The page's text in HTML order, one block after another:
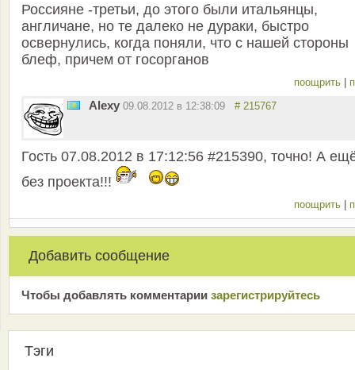
Россияне -третьи, до этого были итальянцы,
англичане, но те далеко не дураки, быстро
освернулись, когда поняли, что с нашей стороны
блеф, причем от госорганов
поощрить
Alexy 09.08.2012 в 12:38:09 # 215767
Гость 07.08.2012 в 17:12:56 #215390, точно! А
без проекта!!!
поощрить
Добавить сообщение
Чтобы добавлять комментарии зарeгиcтрирyйтeсь
Тэги